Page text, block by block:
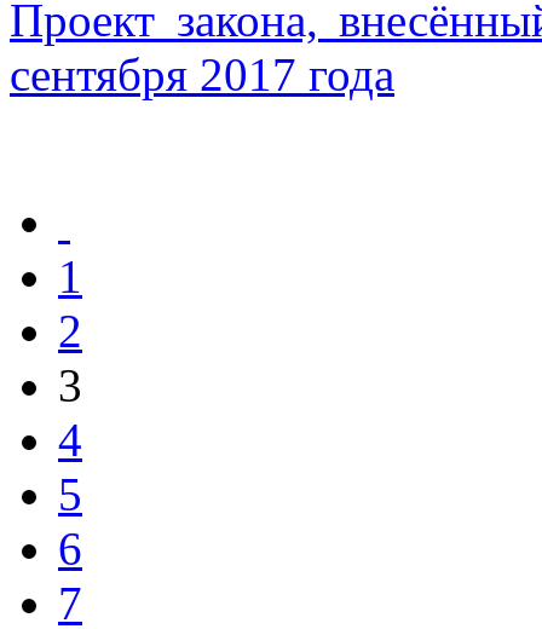
Проект закона,
сентября 2017 года
1
2
3
4
5
6
7